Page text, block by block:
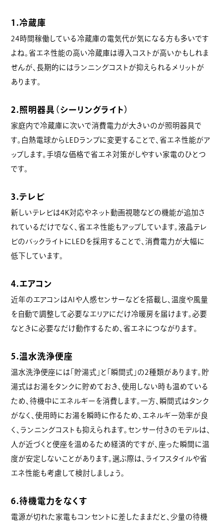
1.冷蔵庫
24時間稼働している冷蔵庫の電気代が気になる方も多いです
よね。省エネ性能の高い冷蔵庫は導入コストが高いかもしれま
せんが、長期的にはランニングコストが抑えられるメリットが
あります。
2.照明器具（シーリングライト）
家庭内で冷蔵庫に次いで消費電力が大きいのが照明器具で
す。白熱電球からLEDランプに変更することで、省エネ性能がア
ップします。手頃な価格で省エネ対策がしやすい家電のひとつ
です。
3.テレビ
新しいテレビは4K対応やネット動画視聴などの機能が追加さ
れているだけでなく、省エネ性能もアップしています。液晶テレ
ビのバックライトにLEDを採用することで、消費電力が大幅に
低下しています。
4.エアコン
近年のエアコンはAIや人感センサーなどを搭載し、温度や風量
を自動で調整して必要なエリアにだけ冷暖房を届けます。必要
なときに必要なだけ動作するため、省エネにつながります。
5.温水洗浄便座
温水洗浄便座には「貯湯式」と「瞬間式」の2種類があります。貯
湯式はお湯をタンクに貯めておき、使用しない時も温めている
ため、待機中にエネルギーを消費します。一方、瞬間式はタンク
がなく、使用時にお湯を瞬時に作るため、エネルギー効率が良
く、ランニングコストも抑えられます。センサー付きのモデルは、
人が近づくと便座を温めるため経済的ですが、座った瞬間に温
度が安定しないことがあります。選ぶ際は、ライフスタイルや省
エネ性能も考慮して検討しましょう。
6.待機電力をなくす
電源が切れた家電もコンセントに差したままだと、少量の待機